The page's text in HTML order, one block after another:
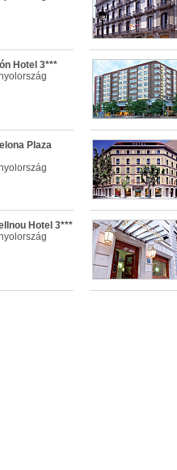
Hotel 3***
Plaza
Hotel 3***